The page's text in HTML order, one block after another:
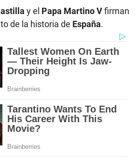
y el Papa Martino Vfirman
de la historia de España.